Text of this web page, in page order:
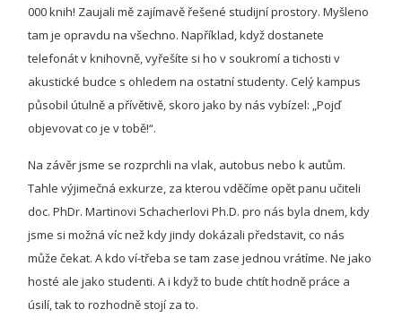
000 knih! Zaujali mě zajímavě řešené studijní prostory. Myšleno
tam je opravdu na všechno. Například, když dostanete
telefonát v knihovně, vyřešíte si ho v soukromí a tichosti v
akustické budce s ohledem na ostatní studenty. Celý kampus
působil útulně a přívětivě, skoro jako by nás vybízel: „Pojď
objevovat co je v tobě!“.
Na závěr jsme se rozprchli na vlak, autobus nebo k autům.
Tahle výjimečná exkurze, za kterou vděčíme opět panu učiteli
doc. PhDr. Martinovi Schacherlovi Ph.D. pro nás byla dnem, kdy
jsme si možná víc než kdy jindy dokázali představit, co nás
může čekat. A kdo ví-třeba se tam zase jednou vrátíme. Ne jako
hosté ale jako studenti. A i když to bude chtít hodně práce a
úsilí, tak to rozhodně stojí za to.